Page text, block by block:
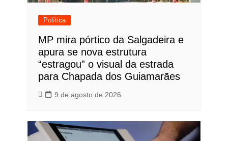
Política
MP mira pórtico da Salgadeira e
apura se nova estrutura
“estragou” o visual da estrada
para Chapada dos Guiamarães
9 de agosto de 2026